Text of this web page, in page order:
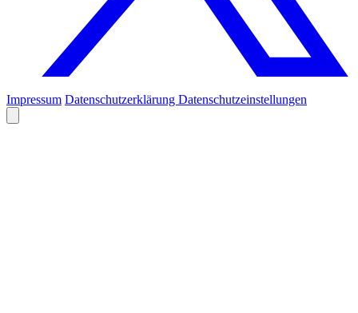
Impressum Datenschutzerklärung Datenschutzeinstellungen